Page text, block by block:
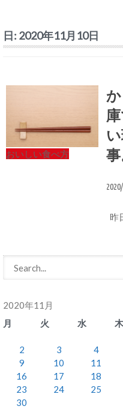
日: 2020年11月10日
おいしい食べ方
事
昨
2020年11月
月
火 水 木
2
3 4
9
10 11
16
17 18
23
24 25
30